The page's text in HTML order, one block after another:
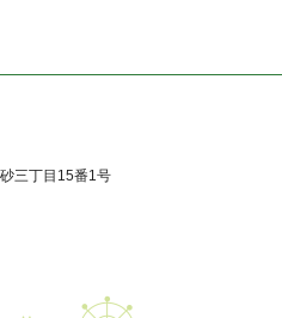
三丁目15番1号